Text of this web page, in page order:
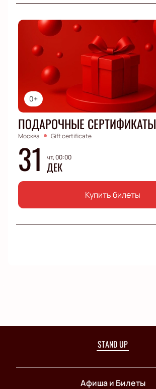
0+
ПОДАРОЧНЫЕ СЕРТИФИКАТЫ
Москва Gift certificate
31 чт, 00:00
ДЕК
Купить билеты
STAND UP
Афиша и Билеты